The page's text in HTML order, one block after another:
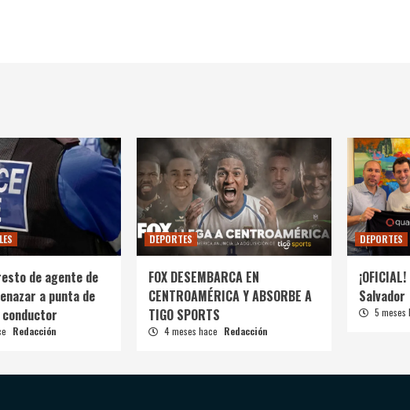
de agente de
a punta de
Redacción
DEPORTES
FOX DESEMBARCA EN
CENTROAMÉRICA Y ABSORBE A
TIGO SPORTS
4 meses hace Redacción
DEPORTES
Salvador
5